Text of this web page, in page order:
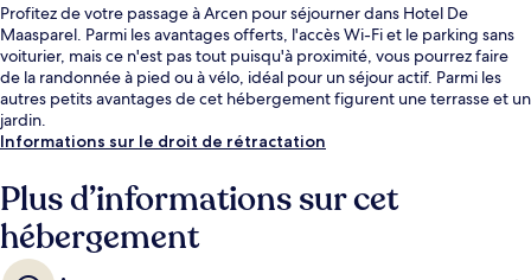
Profitez de votre passage à Arcen pour séjourner dans Hotel De
Maasparel. Parmi les avantages offerts, l'accès Wi-Fi et le parking sans
voiturier, mais ce n'est pas tout puisqu'à proximité, vous pourrez faire
de la randonnée à pied ou à vélo, idéal pour un séjour actif. Parmi les
autres petits avantages de cet hébergement figurent une terrasse et un
jardin.
Informations sur le droit de rétractation
Plus d’informations sur cet
hébergement